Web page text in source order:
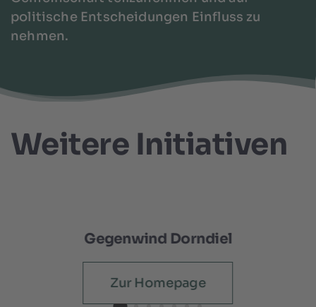
politische Entscheidungen Einfluss zu
nehmen.
Weitere Initiativen
Gegenwind Dorndiel
Zur Homepage